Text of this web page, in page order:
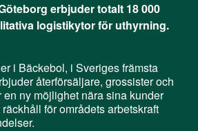
erbjuder totalt 18 000
logistikytor för uthyrning.
i Bäckebol, i Sveriges främsta
återförsäljare, grossister och
ny möjlighet nära sina kunder
för områdets arbetskraft